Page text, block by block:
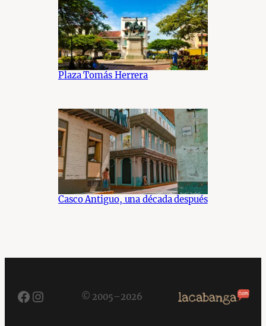
Plaza Tomás Herrera
Casco Antiguo, una década después
Facebook
Instagram© 2005–2026